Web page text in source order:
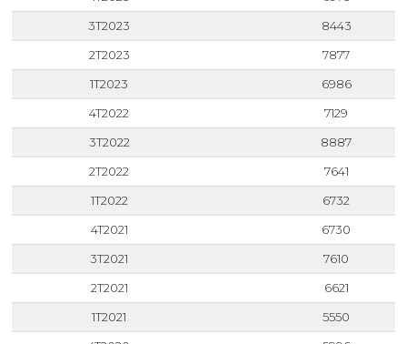
3T2023
8443
2T2023
7877
1T2023
6986
4T2022
7129
3T2022
8887
2T2022
7641
1T2022
6732
4T2021
6730
3T2021
7610
2T2021
6621
1T2021
5550